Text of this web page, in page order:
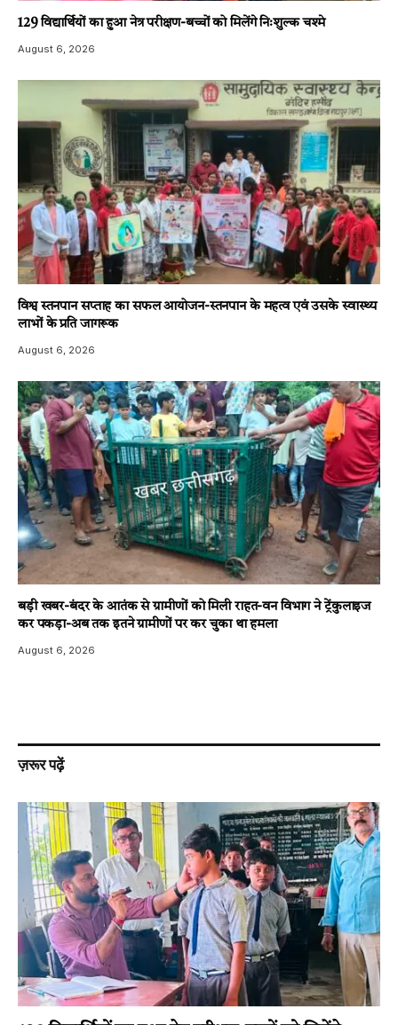
129 विद्यार्थियों का हुआ नेत्र परीक्षण-बच्चों को मिलेंगे निःशुल्क चश्मे
August 6, 2026
विश्व स्तनपान सप्ताह का सफल आयोजन-स्तनपान के महत्व एवं उसके स्वास्थ्य
लाभों के प्रति जागरूक
August 6, 2026
बड़ी खबर-बंदर के आतंक से ग्रामीणों को मिली राहत-वन विभाग ने ट्रेंकुलाइज
कर पकड़ा-अब तक इतने ग्रामीणों पर कर चुका था हमला
August 6, 2026
ज़रूर पढ़ें